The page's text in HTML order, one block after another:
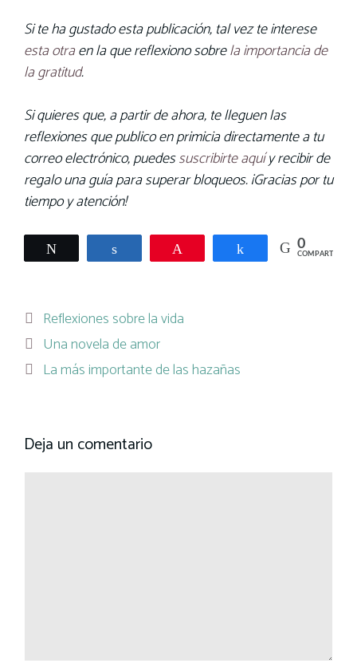
Si te ha gustado esta publicación, tal vez te interese
esta otraen la que reflexiono sobrela importancia de
la gratitud.
Si quieres que, a partir de ahora, te lleguen las
reflexiones que publico en primicia directamente a tu
correo electrónico, puedessuscribirte aquíy recibir de
regalo una guía para superar bloqueos. ¡Gracias por tu
tiempo y atención!
Compartir Compartir
0
COMPARTIR
Categorías
Reflexiones sobre la vida
Una novela de amor
La más importante de las hazañas
Deja un comentario